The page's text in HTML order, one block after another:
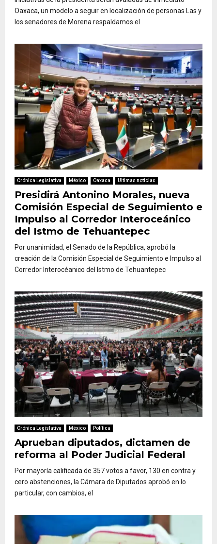
Oaxaca, un modelo a seguir en localización de personas Las y
los senadores de Morena respaldamos el
Crónica Legislativa México Oaxaca Ultimas noticias
Presidirá Antonino Morales, nueva
Comisión Especial de Seguimiento e
Impulso al Corredor Interoceánico
del Istmo de Tehuantepec
Por unanimidad, el Senado de la República, aprobó la
creación de la Comisión Especial de Seguimiento e Impulso al
Corredor Interocéanico del Istmo de Tehuantepec
Crónica Legislativa México Política
Aprueban diputados, dictamen de
reforma al Poder Judicial Federal
Por mayoría calificada de 357 votos a favor, 130 en contra y
cero abstenciones, la Cámara de Diputados aprobó en lo
particular, con cambios, el